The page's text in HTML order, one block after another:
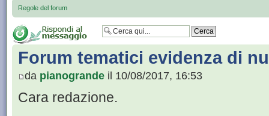
Regole del forum
Forum tematici evidenza di
da pianogrande il 10/08/2017, 16:53
Cara redazione.